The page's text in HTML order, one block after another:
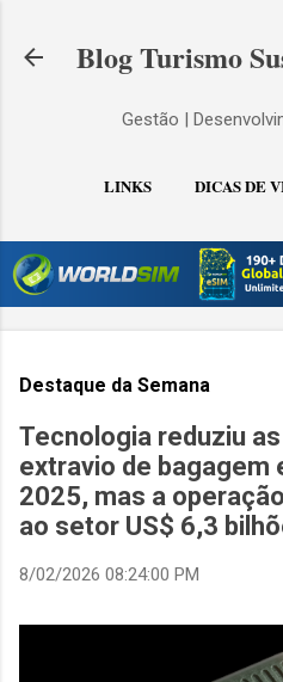
Blog Turismo
Gestão |
LINKS DICAS DE
Destaque da Semana
Tecnologia reduziu
extravio de bagagem
2025, mas a
ao setor US$ 6,3
8/02/2026 08:24:00 PM